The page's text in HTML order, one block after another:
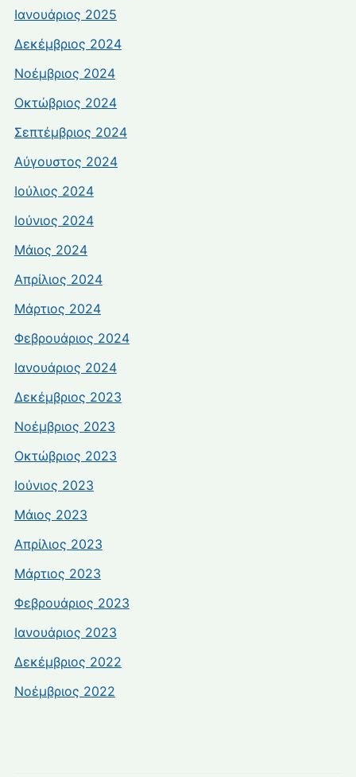
Ιανουάριος 2025
Δεκέμβριος 2024
Νοέμβριος 2024
Οκτώβριος 2024
Σεπτέμβριος 2024
Αύγουστος 2024
Ιούλιος 2024
Ιούνιος 2024
Μάιος 2024
Απρίλιος 2024
Μάρτιος 2024
Φεβρουάριος 2024
Ιανουάριος 2024
Δεκέμβριος 2023
Νοέμβριος 2023
Οκτώβριος 2023
Ιούνιος 2023
Μάιος 2023
Απρίλιος 2023
Μάρτιος 2023
Φεβρουάριος 2023
Ιανουάριος 2023
Δεκέμβριος 2022
Νοέμβριος 2022